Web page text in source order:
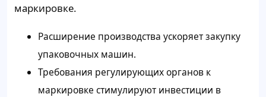
маркировке.
Расширение производства ускоряет закупку
упаковочных машин.
Требования регулирующих органов к
маркировке стимулируют инвестиции в